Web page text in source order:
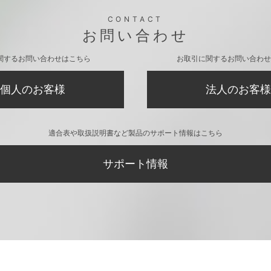
CONTACT
お問い合わせ
するお問い合わせはこちら
個人のお客様
お取引に関するお問い合わ
法人のお客様
適合表や取扱説明書など製品のサポート情報はこちら
サポート情報